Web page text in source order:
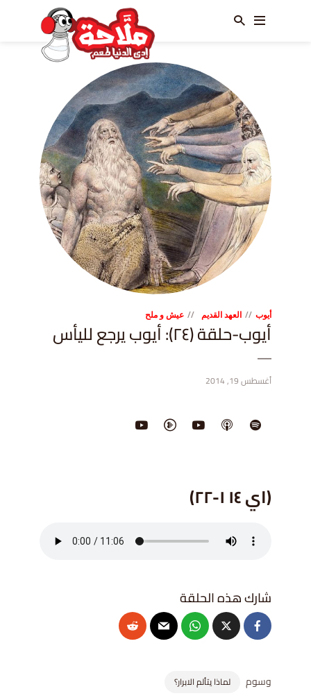
أيوب العهد القديم عيش و ملح
أيوب-حلقة (٢٤): أيوب يرجع لليأس
أغسطس 19, 2014
(اي ١٤ ١-٢٢ )
وسوم لماذا يتألم الابرار؟